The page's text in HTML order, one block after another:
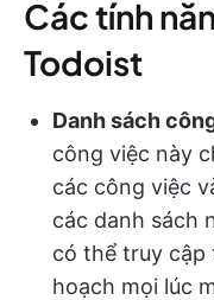
Các tính
Todoist
Danh sách
công việc này
các công việc
các danh sách
có thể truy cập
hoạch mọi lúc